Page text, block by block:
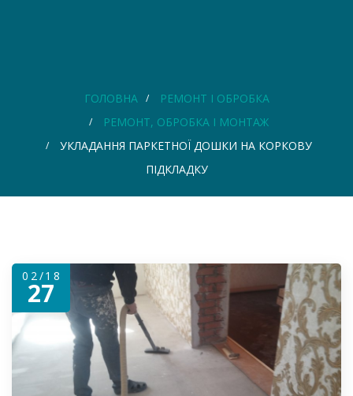
ГОЛОВНА
РЕМОНТ І ОБРОБКА
РЕМОНТ, ОБРОБКА І МОНТАЖ
УКЛАДАННЯ ПАРКЕТНОЇ ДОШКИ НА КОРКОВУ
ПІДКЛАДКУ
02/18
27